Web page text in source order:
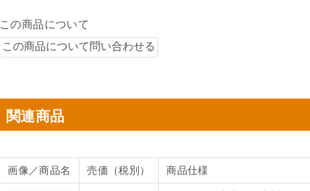
この商品について
関連商品
画像／商品名 売価（税別） 商品仕様